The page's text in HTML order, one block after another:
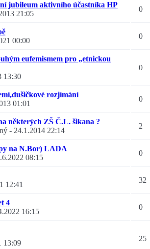
jubileum aktivního účastníka HP
21:05
0
00:00
0
eufemismem pro „etnickou
13:30
0
rozjímání
01:01
0
některých ZŠ Č.L. šikana ?
- 24.1.2014 22:14
2
na N.Bor) LADA
08:15
0
12:41
32
4
16:15
0
13:09
25